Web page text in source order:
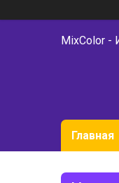
MixColor -
Главная